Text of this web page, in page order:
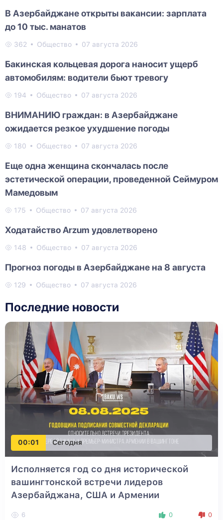
В Азербайджане открыты вакансии: зарплата
до 10 тыс. манатов
362 Общество 07 августа 2026
Бакинская кольцевая дорога наносит ущерб
автомобилям: водители бьют тревогу
194 Общество 07 августа 2026
ВНИМАНИЮ граждан: в Азербайджане
ожидается резкое ухудшение погоды
180 Общество 07 августа 2026
Еще одна женщина скончалась после
эстетической операции, проведенной Сеймуром
Мамедовым
175 Общество 07 августа 2026
Ходатайство Arzum удовлетворено
148 Общество 07 августа 2026
Прогноз погоды в Азербайджане на 8 августа
129 Общество 07 августа 2026
Последние новости
00:01 Сегодня
Исполняется год со дня исторической
вашингтонской встречи лидеров
Азербайджана, США и Армении
6 0 0